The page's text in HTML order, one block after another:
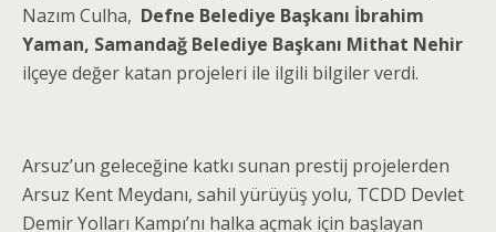
Nazım Culha, Defne Belediye Başkanı İbrahim
Yaman, Samandağ Belediye Başkanı Mithat Nehir
ilçeye değer katan projeleri ile ilgili bilgiler verdi.
Arsuz’un geleceğine katkı sunan prestij projelerden
Arsuz Kent Meydanı, sahil yürüyüş yolu, TCDD Devlet
Demir Yolları Kampı’nı halka açmak için başlayan